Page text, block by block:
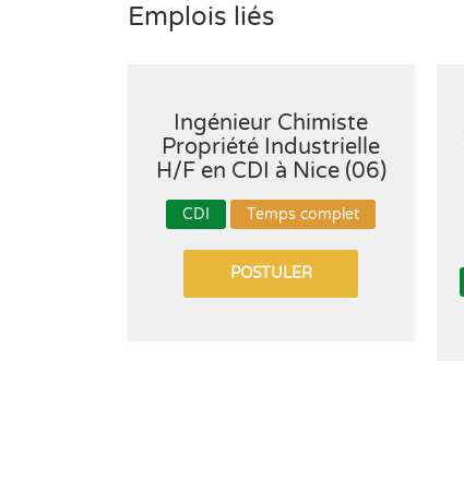
Emplois liés
Ingénieur Chimiste
Propriété Industrielle
H/F en CDI à Nice (06)
CDI Temps complet
POSTULER